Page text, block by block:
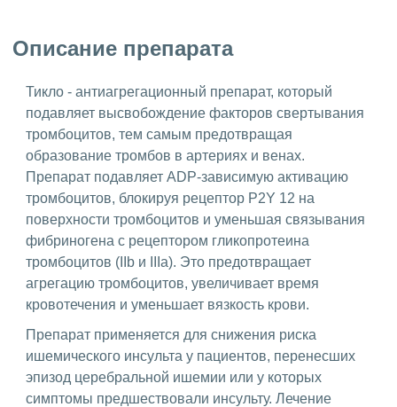
Описание препарата
Тикло - антиагрегационный препарат, который
подавляет высвобождение факторов свертывания
тромбоцитов, тем самым предотвращая
образование тромбов в артериях и венах.
Препарат подавляет ADP-зависимую активацию
тромбоцитов, блокируя рецептор P2Y 12 на
поверхности тромбоцитов и уменьшая связывания
фибриногена с рецептором гликопротеина
тромбоцитов (IIb и IIIa). Это предотвращает
агрегацию тромбоцитов, увеличивает время
кровотечения и уменьшает вязкость крови.
Препарат применяется для снижения риска
ишемического инсульта у пациентов, перенесших
эпизод церебральной ишемии или у которых
симптомы предшествовали инсульту. Лечение